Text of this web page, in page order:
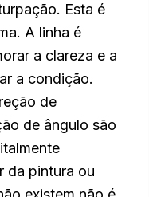
Esta é
A linha é
a clareza e a
a condição.
de
de ângulo são
da pintura ou